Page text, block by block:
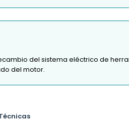
del sistema eléctrico de
del motor.